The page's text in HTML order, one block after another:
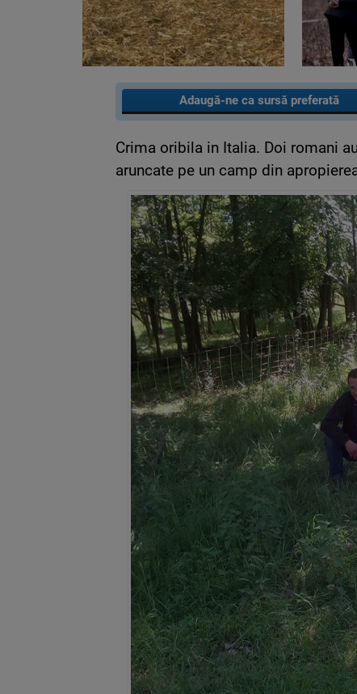
Adaugă-ne ca sursă preferată
Crima oribila in Italia. Doi romani
aruncate pe un camp din